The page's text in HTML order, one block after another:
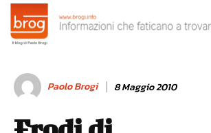
Paolo Brogi 8 Maggio 2010